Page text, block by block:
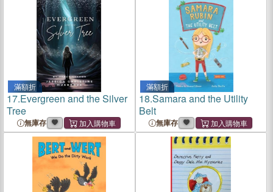
滿額折
17.Evergreen and the Silver
Tree
無庫存
滿額折
18.Samara and the Utility
Belt
無庫存